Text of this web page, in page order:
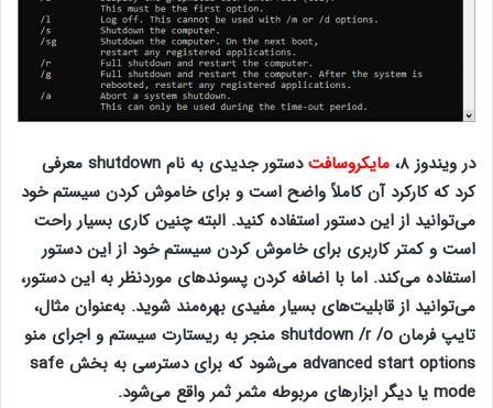
در ویندوز ۸، مایکروسافت
دستور جدیدی به نام shutdown معرفی
کرد که کارکرد آن کاملاً واضح است و برای خاموش کردن سیستم خود
می‌توانید از این دستور استفاده کنید. البته چنین کاری بسیار راحت
است و کمتر کاربری برای خاموش کردن سیستم خود از این دستور
استفاده می‌کند. اما با اضافه کردن پسوندهای موردنظر به این دستور،
می‌توانید از قابلیت‌های بسیار مفیدی بهره‌مند شوید. به‌عنوان مثال،
تایپ فرمان shutdown /r /o منجر به ریستارت سیستم و اجرای منو
advanced start options می‌شود که برای دسترسی به بخش safe
mode یا دیگر ابزارهای مربوطه مثمر ثمر واقع می‌شود.